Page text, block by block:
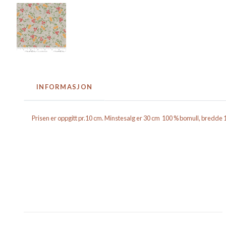
INFORMASJON
Prisen er oppgitt pr.10 cm. Minstesalg er 30 cm 100 % bomull, bredde